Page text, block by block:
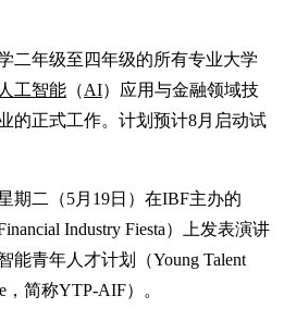
二年级至四年级的所有专业大学
人工智能 （AI）应用与金融领域技
的正式工作。计划预计8月启动试
期二（5月19日）在IBF主办的
Industry Fiesta）上发表演讲
能青年人才计划（Young Talent
，简称YTP-AIF）。